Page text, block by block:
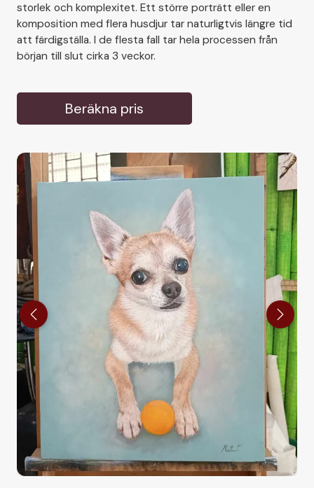
storlek och komplexitet. Ett större porträtt eller en
komposition med flera husdjur tar naturligtvis längre tid
att färdigställa. I de flesta fall tar hela processen från
början till slut cirka 3 veckor.
Beräkna pris
Previous Next